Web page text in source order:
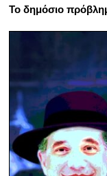
Το δημόσιο